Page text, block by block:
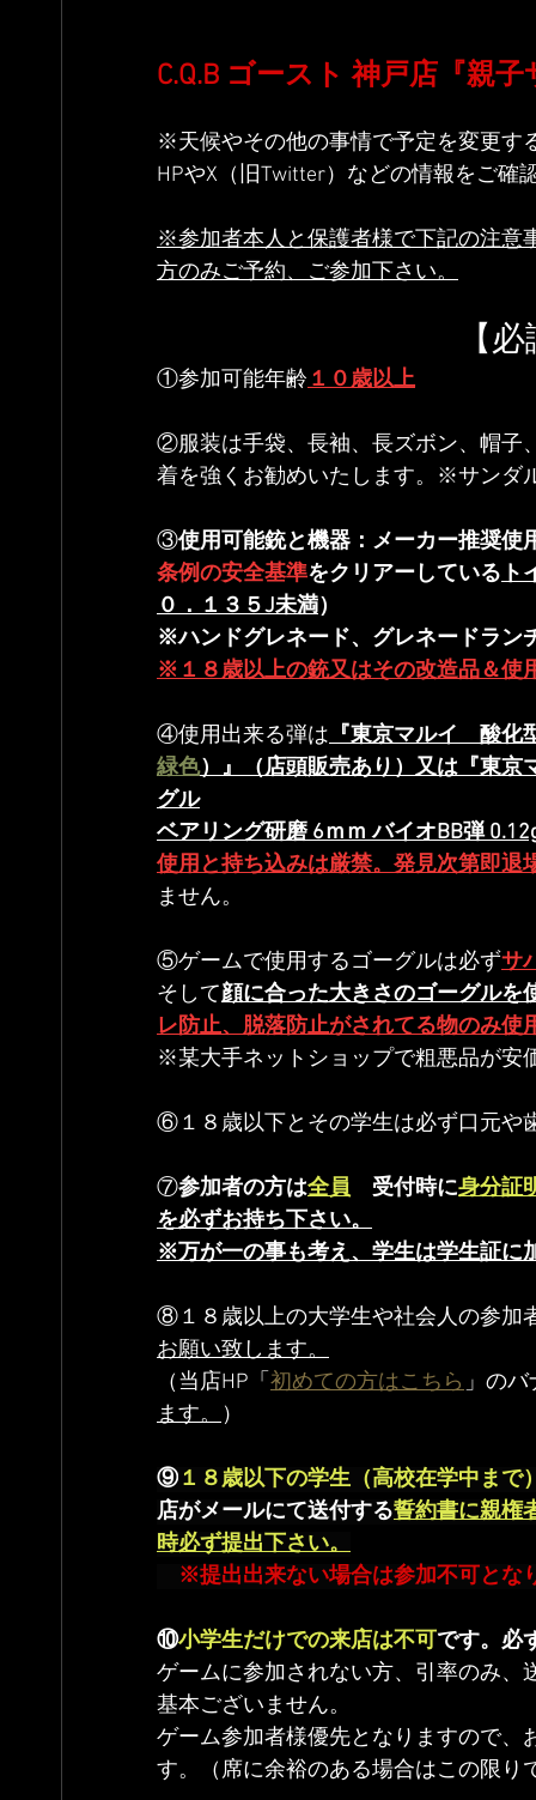
C.Q.B ゴースト 神戸店『親
※天候やその他の事情で予定を変更す
HPやX（旧Twitter）などの情報をご確
※参加者本人と保護者様で下記の注意
方のみご予約、ご参加下さい。
【必読事
①参加可能年齢 １０歳以上
②服装は手袋、長袖、長ズボン、帽子
着を強くお勧めいたします。※サンダ
③使用可能銃と機器：メーカー推奨使
条例の安全基準をクリアーしている
０．１３５J未満）
※ハンドグレネード、グレネードラン
※１８歳以上の銃又はその改造品＆使
④使用出来る弾は 『東京マルイ　酸化
緑色）』（店頭販売あり）又は『東京
グル
ベアリング研磨 6ｍｍ バイオBB弾
使用と持ち込みは厳禁。発見次第即退
ません。
⑤ゲームで使用するゴーグルは必ずサ
そして顔に合った大きさのゴーグルを
レ防止、脱落防止がされてる物のみ使
※某大手ネットショップで粗悪品が安
⑥１８歳以下とその学生は必ず口元や
⑦参加者の方は全員 受付時に身分証
を必ずお持ち下さい。
※万が一の事も考え、学生は学生証に
⑧１８歳以上の大学生や社会人の参加
お願い致します。
（当店HP「 初めての方はこちら 」の
ます。
）
⑨１８歳以下の学生（高校在学中まで
店がメールにて送付する誓約書に親権
時必ず提出下さい。
※提出出来ない場合は参加不可とな
⑩小学生だけでの来店は不可です。必
ゲームに参加されない方、引率のみ、
基本ございません。
ゲーム参加者様優先となりますので、
す。（席に余裕のある場合はこの限り